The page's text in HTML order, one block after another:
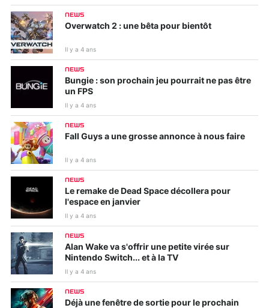
NEWS
Overwatch 2 : une bêta pour bientôt
Il y a 4 ans
NEWS
Bungie : son prochain jeu pourrait ne pas être
un FPS
Il y a 4 ans
NEWS
Fall Guys a une grosse annonce à nous faire
Il y a 4 ans
NEWS
Le remake de Dead Space décollera pour
l'espace en janvier
Il y a 4 ans
NEWS
Alan Wake va s'offrir une petite virée sur
Nintendo Switch... et à la TV
Il y a 4 ans
NEWS
Déjà une fenêtre de sortie pour le prochain